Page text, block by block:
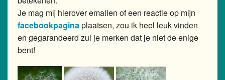
Je mag mij hierover emailen of een reactie op mijn
facebookpaginaplaatsen, zou ik heel leuk vinden
en gegarandeerd zul je merken dat je niet de enige
bent!